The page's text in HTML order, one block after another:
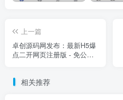
上一篇
卓创源码网发布：最新H5爆
点二开网页注册版 - 免公众
配置支持
相关推荐